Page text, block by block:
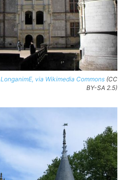
LonganimE, via Wikimedia Commons (CC
BY-SA 2.5)